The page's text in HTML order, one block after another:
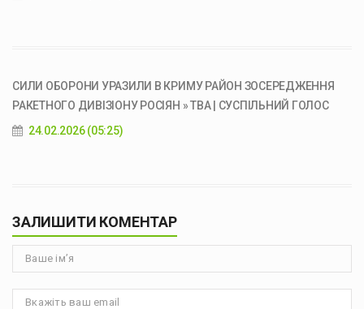
СИЛИ ОБОРОНИ УРАЗИЛИ В КРИМУ РАЙОН ЗОСЕРЕДЖЕННЯ
РАКЕТНОГО ДИВІЗІОНУ РОСІЯН » ТВА | СУСПІЛЬНИЙ ГОЛОС
24.02.2026 (05:25)
ЗАЛИШИТИ КОМЕНТАР